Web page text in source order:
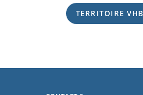
TERRITOIRE VHB